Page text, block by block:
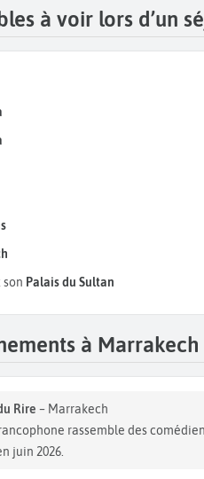
à voir lors d’un
son Palais du Sultan
à Marrakech
Rire – Marrakech
rassemble des
juin 2026.